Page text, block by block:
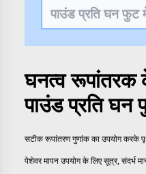
घनत्व रूपांतरक
पाउंड प्रति
सटीक रूपांतरण गुणांक का उपयोग करके
पेशेवर मापन उपयोग के लिए सूत्र, संदर्भ